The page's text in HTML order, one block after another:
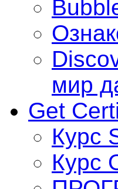
мир
Get
Курс
Курс